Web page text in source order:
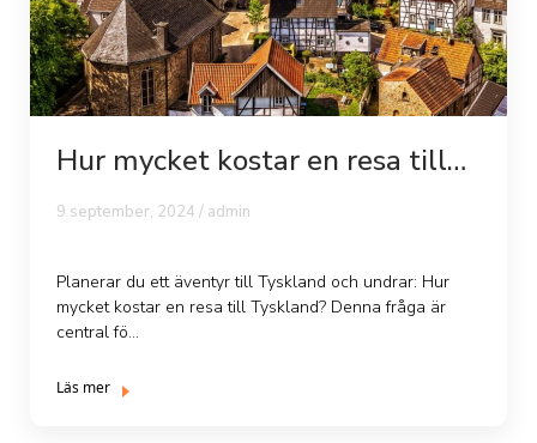
Hur mycket kostar en resa till
Tyskland?
9 september, 2024 / admin
Planerar du ett äventyr till Tyskland och undrar: Hur
mycket kostar en resa till Tyskland? Denna fråga är
central fö...
Läs mer